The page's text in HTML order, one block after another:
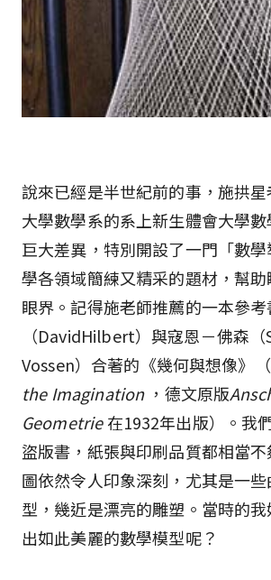
說來已經是半世紀前的事，施拱
大學數學系的系上新生體會大學
巨大差異，特別開設了一門「數
學各領域簡練又精采的題材，幫
眼界。記得施老師推薦的一本參
（DavidHilbert）與寇恩－佛森
Vossen）合著的《幾何與想像》（
the Imagination，德文原版
Geometrie在1932年出版）。我
盜版書，紙張與印刷品質都相當
圖依然令人印象深刻，尤其是一
型，幾近是漂亮的雕塑。當時的
出如此美麗的數學模型呢？